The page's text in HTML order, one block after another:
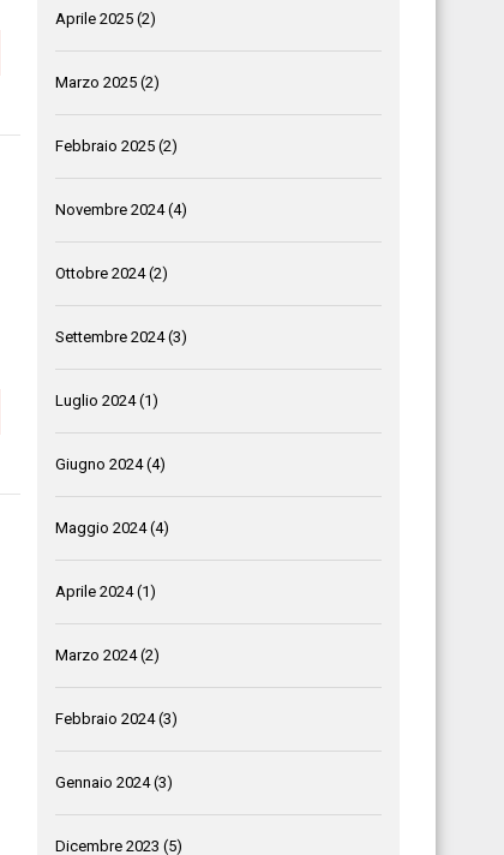
Aprile 2025 (2)
Marzo 2025 (2)
Febbraio 2025 (2)
Novembre 2024(4)
Ottobre 2024(2)
Settembre 2024(3)
Luglio 2024(1)
Giugno 2024(4)
Maggio 2024(4)
Aprile 2024(1)
Marzo 2024(2)
Febbraio 2024(3)
Gennaio 2024(3)
Dicembre 2023 (5)